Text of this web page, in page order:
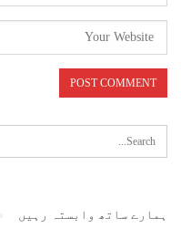
ہمارے ساتھ وابستہ رہیں